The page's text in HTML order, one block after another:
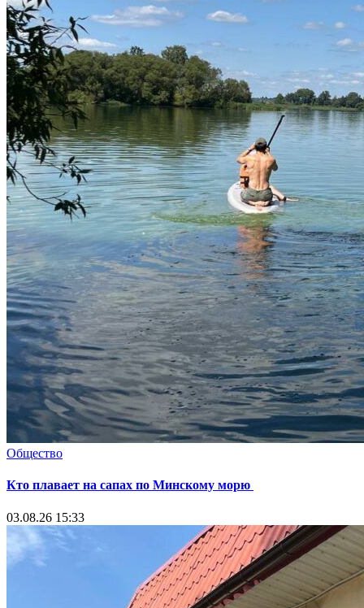
Общество
Кто плавает на сапах по Минскому морю
03.08.26 15:33